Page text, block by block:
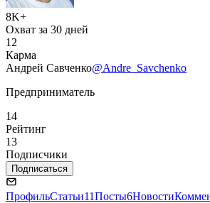
8K+
Охват за 30 дней
12
Карма
Андрей Савченко@Andre_Savchenko
Предприниматель
14
Рейтинг
13
Подписчики
Подписаться
ПрофильСтатьи11Посты6Новости